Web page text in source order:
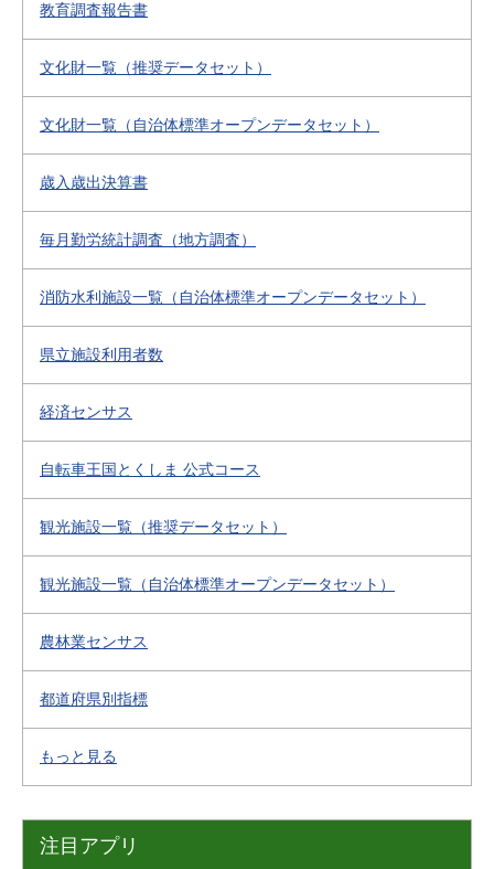
教育調査報告書
文化財一覧（推奨データセット）
文化財一覧（自治体標準オープンデータセット）
歳入歳出決算書
毎月勤労統計調査（地方調査）
消防水利施設一覧（自治体標準オープンデータセット）
県立施設利用者数
経済センサス
自転車王国とくしま 公式コース
観光施設一覧（推奨データセット）
観光施設一覧（自治体標準オープンデータセット）
農林業センサス
都道府県別指標
もっと見る
注目アプリ